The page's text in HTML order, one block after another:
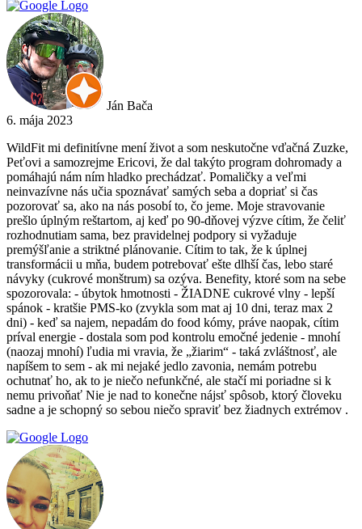
Ján Bača
6. mája 2023
WildFit mi definitívne mení život a som neskutočne vďačná Zuzke,
Peťovi a samozrejme Ericovi, že dal takýto program dohromady a
pomáhajú nám ním hladko prechádzať. Pomaličky a veľmi
neinvazívne nás učia spoznávať samých seba a dopriať si čas
pozorovať sa, ako na nás posobí to, čo jeme. Moje stravovanie
prešlo úplným reštartom, aj keď po 90-dňovej výzve cítim, že čeliť
rozhodnutiam sama, bez pravidelnej podpory si vyžaduje
premýšľanie a striktné plánovanie. Cítim to tak, že k úplnej
transformácii u mňa, budem potrebovať ešte dlhší čas, lebo staré
návyky (cukrové monštrum) sa ozýva. Benefity, ktoré som na sebe
spozorovala: - úbytok hmotnosti - ŽIADNE cukrové vlny - lepší
spánok - kratšie PMS-ko (zvykla som mat aj 10 dni, teraz max 2
dni) - keď sa najem, nepadám do food kómy, práve naopak, cítim
príval energie - dostala som pod kontrolu emočné jedenie - mnohí
(naozaj mnohí) ľudia mi vravia, že „žiarim“ - taká zvláštnosť, ale
napíšem to sem - ak mi nejaké jedlo zavonia, nemám potrebu
ochutnať ho, ak to je niečo nefunkčné, ale stačí mi poriadne si k
nemu privoňať Nie je nad to konečne nájsť spôsob, ktorý človeku
sadne a je schopný so sebou niečo spraviť bez žiadnych extrémov .